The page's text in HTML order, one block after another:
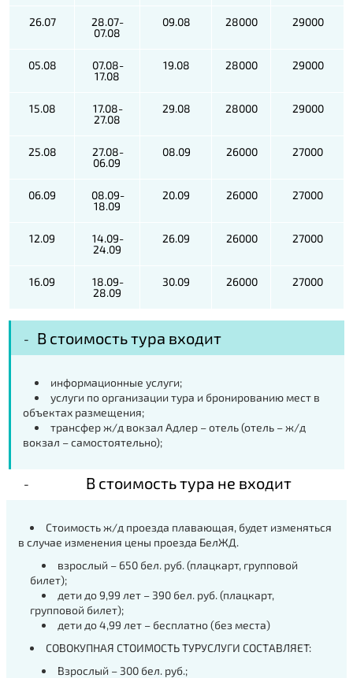
26.07
28.07-
07.08
09.08 28000 29000
05.08
07.08-
17.08
19.08 28000 29000
15.08
17.08-
27.08
29.08 28000 29000
25.08
27.08-
06.09
08.09 26000 27000
06.09
08.09-
18.09
20.09 26000 27000
12.09
14.09-
24.09
26.09 26000 27000
16.09
18.09-
28.09
30.09 26000 27000
В стоимость тура входит
информационные услуги;
услуги по организации тура и бронированию мест в
объектах размещения;
трансфер ж/д вокзал Адлер – отель (отель – ж/д
вокзал – самостоятельно);
В стоимость тура не входит
Стоимость ж/д проезда плавающая, будет изменяться
в случае изменения цены проезда БелЖД.
взрослый – 650 бел. руб. (плацкарт, групповой
билет);
дети до 9,99 лет – 390 бел. руб. (плацкарт,
групповой билет);
дети до 4,99 лет – бесплатно (без места)
СОВОКУПНАЯ СТОИМОСТЬ ТУРУСЛУГИ СОСТАВЛЯЕТ:
Взрослый – 300 бел. руб.;